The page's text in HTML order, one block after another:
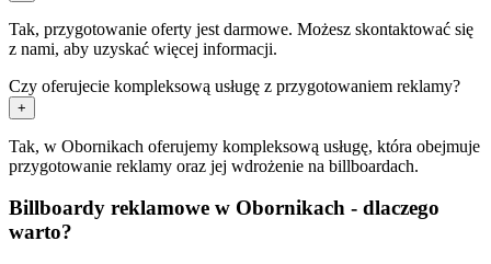
Tak, przygotowanie oferty jest darmowe. Możesz skontaktować się
z nami, aby uzyskać więcej informacji.
Czy oferujecie kompleksową usługę z przygotowaniem reklamy?
+
Tak, w Obornikach oferujemy kompleksową usługę, która obejmuje
przygotowanie reklamy oraz jej wdrożenie na billboardach.
Billboardy reklamowe w Obornikach - dlaczego
warto?